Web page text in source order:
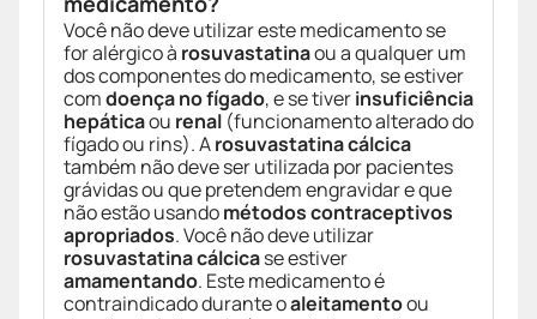
Você não deve utilizar este medicamento se
for alérgico à rosuvastatinaou a qualquer um
dos componentes do medicamento, se estiver
comdoença no fígado, e se tiverinsuficiência
hepáticaou renal (funcionamento alterado do
fígado ou rins). Arosuvastatina cálcica
também não deve ser utilizada por pacientes
grávidas ou que pretendem engravidar e que
não estão usandométodos contraceptivos
apropriados. Você não deve utilizar
rosuvastatina cálcicase estiver
amamentando. Este medicamento é
contraindicado durante oaleitamentoou